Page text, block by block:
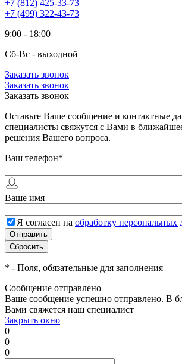
+7 (812) 425-33-73
+7 (499) 322-43-73
9:00 - 18:00
Сб-Вс - выходной
Заказать звонок
Заказать звонок
Заказать звонок
Оставьте Ваше сообщение и контактные
специалисты свяжутся с Вами в
решения Вашего вопроса.
Ваш телефон*
Ваше имя
Я согласен на обработку персональных
* - Поля, обязательные для заполнения
Сообщение отправлено
Ваше сообщение успешно отправлено. В
Вами свяжется наш специалист
Закрыть окно
0
0
0